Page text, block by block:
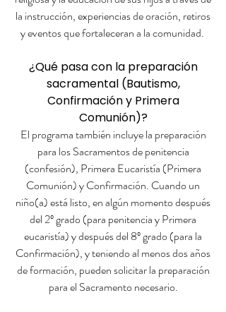
la instrucción, experiencias de oración, retiros
y eventos que fortaleceran a la comunidad.
¿Qué pasa con la preparación
sacramental (Bautismo,
Confirmación y Primera
Comunión)?
El programa también incluye la preparación
para los Sacramentos de penitencia
(confesión), Primera Eucaristía (Primera
Comunión) y Confirmación. Cuando un
niño(a) está listo, en algún momento después
del 2º grado (para penitencia y Primera
eucaristía) y después del 8º grado (para la
Confirmación), y teniendo al menos dos años
de formación, pueden solicitar la preparación
para el Sacramento necesario.